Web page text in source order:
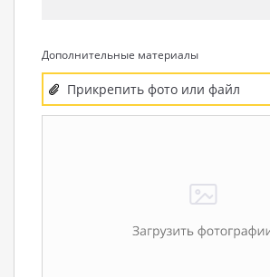
Дополнительные материалы
Прикрепить фото или файл